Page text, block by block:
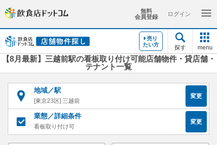
無料
会員登録
ログイン
売り
たい方
探す menu
【8月最新】三越前駅の看板取り付け可能店舗物件・貸店舗・
テナント一覧
地域／駅
[東京23区] 三越前
変更
業態／詳細条件
看板取り付け可
変更